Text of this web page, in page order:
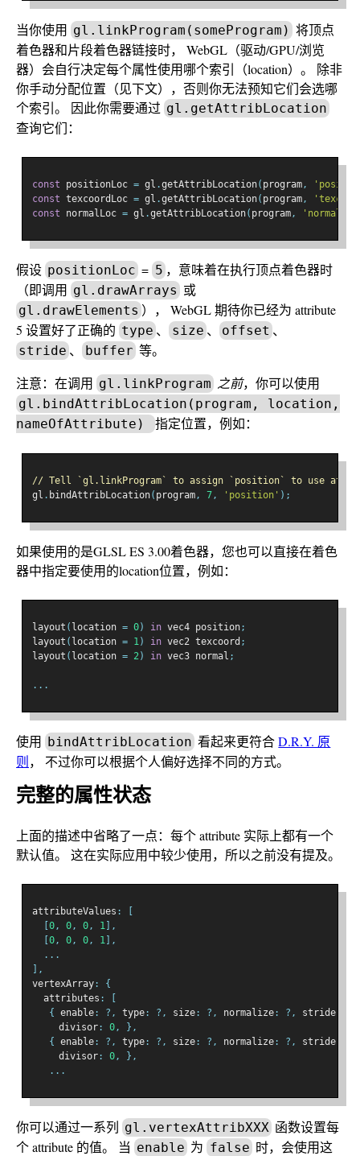
当你使用 gl.linkProgram(someProgram) 将顶点
着色器和片段着色器链接时， WebGL（驱动/GPU/浏览
器）会自行决定每个属性使用哪个索引（location）。 除非
你手动分配位置（见下文），否则你无法预知它们会选哪
个索引。 因此你需要通过 gl.getAttribLocation
查询它们：
const positionLoc = gl .getAttribLocation( program,
const texcoordLoc = gl .getAttribLocation( program,
const normalLoc = gl .getAttribLocation( program, 'normal'
假设 positionLoc = 5，意味着在执行顶点着色器时
（即调用 gl.drawArrays 或
gl.drawElements ）， WebGL 期待你已经为 attribute
5 设置好了正确的 type 、 size、 offset 、
stride 、 buffer等。
注意：在调用 gl.linkProgram 之前，你可以使用
gl.bindAttribLocation(program, location,
nameOfAttribute)
指定位置，例如：
// Tell `gl.linkProgram` to assign `position` to use
gl . bindAttribLocation( program, 7, 'position' );
如果使用的是GLSL ES 3.00着色器，您也可以直接在着色
器中指定要使用的location位置，例如：
layout ( location = 0) in vec4 position;
layout ( location = 1) in vec2 texcoord ;
layout ( location = 2) in vec3 normal ;
...
使用 bindAttribLocation 看起来更符合D.R.Y. 原
则， 不过你可以根据个人偏好选择不同的方式。
完整的属性状态
上面的描述中省略了一点：每个 attribute 实际上都有一个
默认值。 这在实际应用中较少使用，所以之前没有提及。
attributeValues :
0, 0, 0, 1 ],
0, 0, 0, 1 ],
...
],
vertexArray:
{
  attributes
:
{
enable: ?, type: ?, size: ?, normalize: ?, stride
   　divisor
: 0,
},
{
enable: ?, type: ?, size: ?, normalize: ?, stride
   　divisor
: 0,
},
...
你可以通过一系列 gl.vertexAttribXXX 函数设置每
个 attribute 的值。 当 enable 为 false时，会使用这